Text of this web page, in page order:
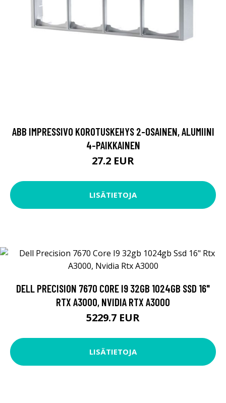
ABB IMPRESSIVO KOROTUSKEHYS 2-OSAINEN, ALUMIINI
4-PAIKKAINEN
27.2 EUR
LISÄTIETOJA
DELL PRECISION 7670 CORE I9 32GB 1024GB SSD 16"
RTX A3000, NVIDIA RTX A3000
5229.7 EUR
LISÄTIETOJA